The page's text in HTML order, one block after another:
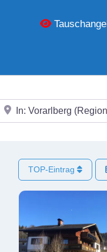
In der Nähe
TOP-Eintrag